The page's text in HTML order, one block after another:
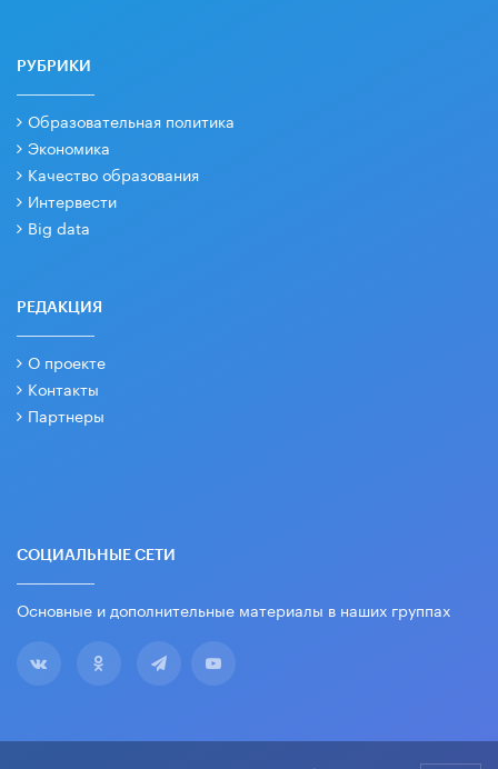
РУБРИКИ
Образовательная политика
Экономика
Качество образования
Интервести
Big data
РЕДАКЦИЯ
О проекте
Контакты
Партнеры
СОЦИАЛЬНЫЕ СЕТИ
Основные и дополнительные материалы в наших группах